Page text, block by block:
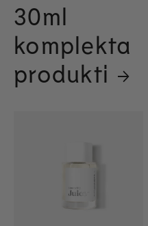
30ml
komplekta
produkti